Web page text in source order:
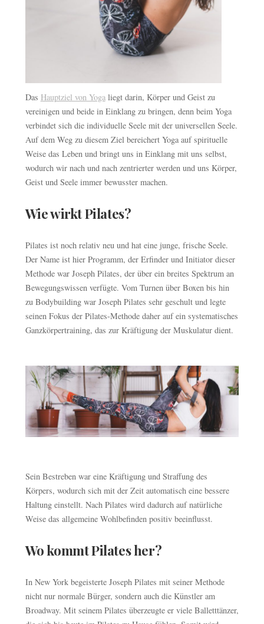
Das Hauptziel von Yogaliegt darin, Körper und Geist zu
vereinigen und beide in Einklang zu bringen, denn beim Yoga
verbindet sich die individuelle Seele mit der universellen Seele.
Auf dem Weg zu diesem Ziel bereichert Yoga auf spirituelle
Weise das Leben und bringt uns in Einklang mit uns selbst,
wodurch wir nach und nach zentrierter werden und uns Körper,
Geist und Seele immer bewusster machen.
Wie wirkt Pilates?
Pilates ist noch relativ neu und hat eine junge, frische Seele.
Der Name ist hier Programm, der Erfinder und Initiator dieser
Methode war Joseph Pilates, der über ein breites Spektrum an
Bewegungswissen verfügte. Vom Turnen über Boxen bis hin
zu Bodybuilding war Joseph Pilates sehr geschult und legte
seinen Fokus der Pilates-Methode daher auf ein systematisches
Ganzkörpertraining, das zur Kräftigung der Muskulatur dient.
Sein Bestreben war eine Kräftigung und Straffung des
Körpers, wodurch sich mit der Zeit automatisch eine bessere
Haltung einstellt. Nach Pilates wird dadurch auf natürliche
Weise das allgemeine Wohlbefinden positiv beeinflusst.
Wo kommt Pilates her?
In New York begeisterte Joseph Pilates mit seiner Methode
nicht nur normale Bürger, sondern auch die Künstler am
Broadway. Mit seinem Pilates überzeugte er viele Balletttänzer,